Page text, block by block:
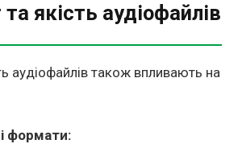
якість аудіофайлів
аудіофайлів також впливають на
формати: